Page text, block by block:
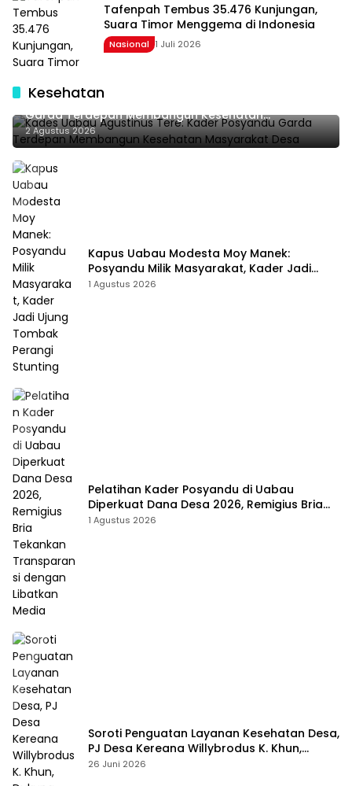
Tafenpah Tembus 35.476 Kunjungan,
Suara Timor Menggema di Indonesia
Nasional 1 Juli 2026
Kesehatan
Kades Uabau Agustinus Tere: Kader Posyandu
Garda Terdepan Membangun Kesehatan
Masyarakat Desa
2 Agustus 2026
Kapus Uabau Modesta Moy Manek:
Posyandu Milik Masyarakat, Kader Jadi
Ujung Tombak Perangi Stunting
1 Agustus 2026
Pelatihan Kader Posyandu di Uabau
Diperkuat Dana Desa 2026, Remigius Bria
Tekankan Transparansi dengan Libatkan
1 Agustus 2026
Soroti Penguatan Layanan Kesehatan Desa,
PJ Desa Kereana Willybrodus K. Khun,
Dukung Penuh Pelatihan Kader Posyandu
26 Juni 2026